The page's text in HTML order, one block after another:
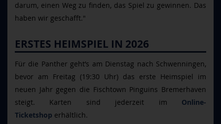
darum, einen Weg zu finden, das Spiel zu gewinnen. Das
haben wir geschafft."
ERSTES HEIMSPIEL IN 2026
Für die Panther geht’s am Dienstag nach Schwenningen,
bevor am Freitag (19:30 Uhr) das erste Heimspiel im
neuen Jahr gegen die Fischtown Pinguins Bremerhaven
steigt. Karten sind jederzeit im Online-
Ticketshop erhältlich.